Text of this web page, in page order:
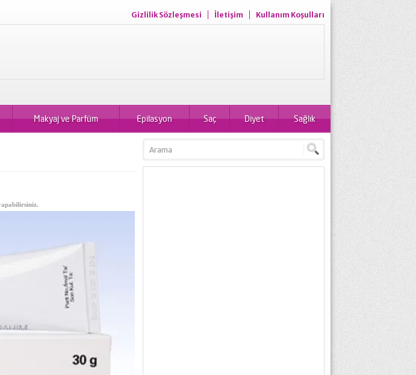
Gizlilik Sözleşmesi İletişim Kullanım Koşulları
Makyaj ve Parfüm Epilasyon Saç Diyet Sağlık